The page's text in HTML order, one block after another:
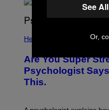
Health
Are You Super
Psychologist
This.
See
Or,